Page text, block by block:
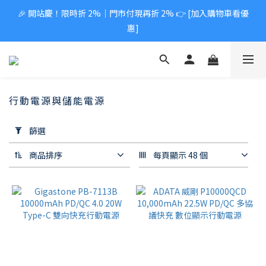
🎉 開站慶！限時折 2%｜門市付現再折 2% 👉 [加入購物車看優
惠]
篩
選
(0/20)
價格
(NT$)
行動電源與儲能電源
篩選
商品排序 每頁顯示 48 個